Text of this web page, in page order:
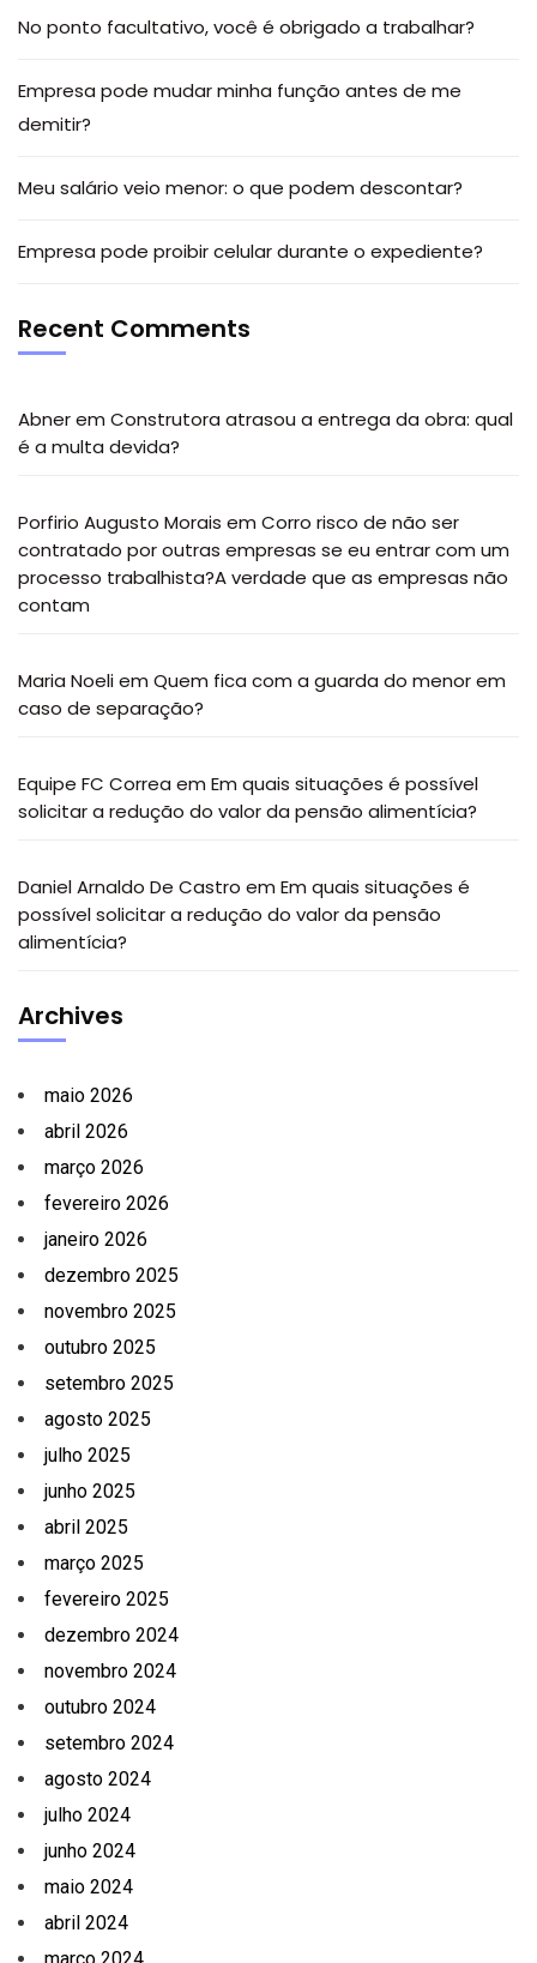
No ponto facultativo, você é obrigado a trabalhar?
Empresa pode mudar minha função antes de me
demitir?
Meu salário veio menor: o que podem descontar?
Empresa pode proibir celular durante o expediente?
Recent Comments
Abnerem Construtora atrasou a entrega da obra: qual
é a multa devida?
Porfirio Augusto Morais em Corro risco de não ser
contratado por outras empresas se eu entrar com um
processo trabalhista?A verdade que as empresas não
contam
Maria Noeliem Quem fica com a guarda do menor em
caso de separação?
Equipe FC Correa em Em quais situações é possível
solicitar a redução do valor da pensão alimentícia?
Daniel Arnaldo De Castro em Em quais situações é
possível solicitar a redução do valor da pensão
alimentícia?
Archives
maio 2026
abril 2026
março 2026
fevereiro 2026
janeiro 2026
dezembro 2025
novembro 2025
outubro 2025
setembro 2025
agosto 2025
julho 2025
junho 2025
abril 2025
março 2025
fevereiro 2025
dezembro 2024
novembro 2024
outubro 2024
setembro 2024
agosto 2024
julho 2024
junho 2024
maio 2024
abril 2024